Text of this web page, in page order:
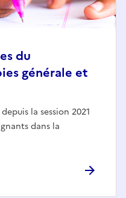
du
générale et
la session 2021
dans la